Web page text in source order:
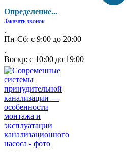
Определение...
Заказать звонок
.
Пн-Сб: с 9:00 до 20:00
.
Воскр: с 10:00 до 19:00